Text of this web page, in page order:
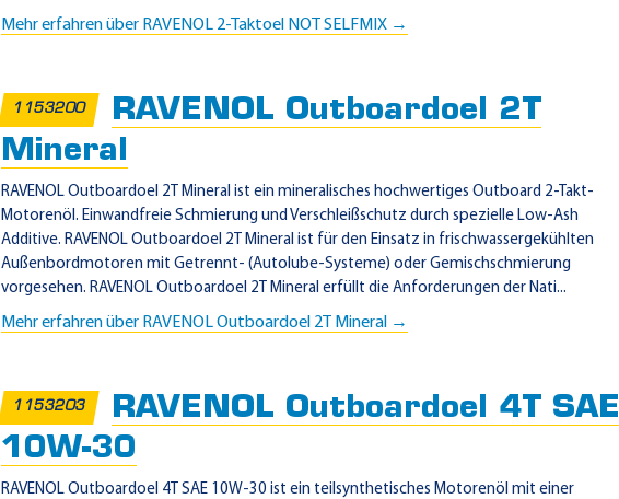
Mehr erfahren über RAVENOL 2-Taktoel NOT SELFMIX →
1153200
RAVENOL Outboardoel 2T
Mineral
RAVENOL Outboardoel 2T Mineral ist ein mineralisches hochwertiges Outboard 2-Takt-
Motorenöl. Einwandfreie Schmierung und Verschleißschutz durch spezielle Low-Ash
Additive. RAVENOL Outboardoel 2T Mineral ist für den Einsatz in frischwassergekühlten
Außenbordmotoren mit Getrennt- (Autolube-Systeme) oder Gemischschmierung
vorgesehen. RAVENOL Outboardoel 2T Mineral erfüllt die Anforderungen der Nati...
Mehr erfahren über RAVENOL Outboardoel 2T Mineral →
1153203
RAVENOL Outboardoel 4T SAE
10W-30
RAVENOL Outboardoel 4T SAE 10W-30 ist ein teilsynthetisches Motorenöl mit einer